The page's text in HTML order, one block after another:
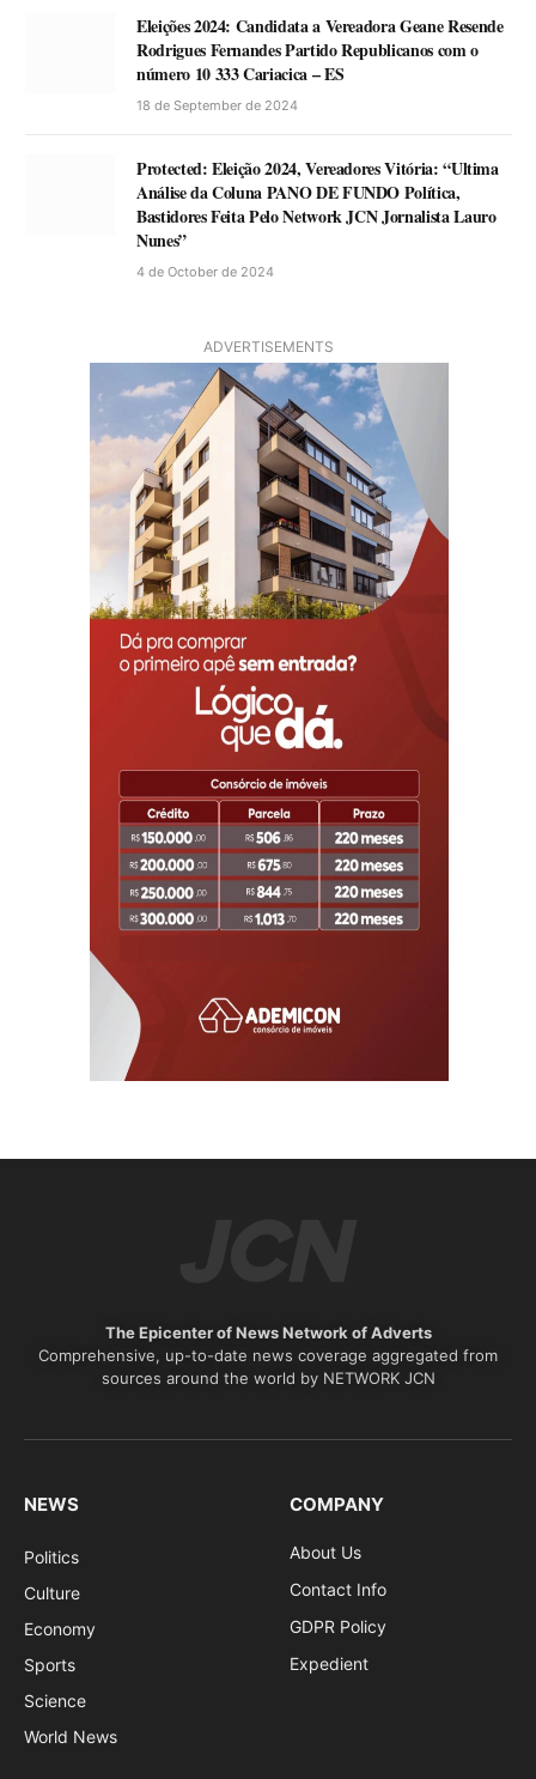
Eleições 2024: Candidata a Vereadora Geane Resende
Rodrigues Fernandes Partido Republicanos com o
número 10 333 Cariacica – ES
18 de September de 2024
Protected: Eleição 2024, Vereadores Vitória: “Ultima
Análise da Coluna PANO DE FUNDO Política,
Bastidores Feita Pelo Network JCN Jornalista Lauro
Nunes”
4 de October de 2024
ADVERTISEMENTS
The Epicenter of News Network of Adverts
Comprehensive, up-to-date news coverage aggregated from
sources around the world by NETWORK JCN
NEWS
Politics
Culture
Economy
Sports
Science
World News
COMPANY
About Us
Contact Info
GDPR Policy
Expedient